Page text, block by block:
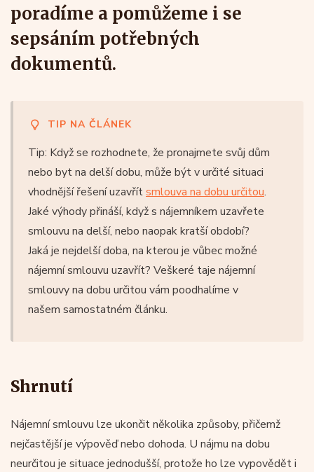
poradíme a pomůžeme i se
sepsáním potřebných
dokumentů.
TIP NA ČLÁNEK
Tip: Když se rozhodnete, že pronajmete svůj dům
nebo byt na delší dobu, může být v určité situaci
vhodnější řešení uzavřítsmlouva na dobu určitou.
Jaké výhody přináší, když s nájemníkem uzavřete
smlouvu na delší, nebo naopak kratší období?
Jaká je nejdelší doba, na kterou je vůbec možné
nájemní smlouvu uzavřít? Veškeré taje nájemní
smlouvy na dobu určitou vám poodhalíme v
našem samostatném článku.
Shrnutí
Nájemní smlouvu lze ukončit několika způsoby, přičemž
nejčastější je výpověď nebo dohoda. U nájmu na dobu
neurčitou je situace jednodušší, protože ho lze vypovědět i